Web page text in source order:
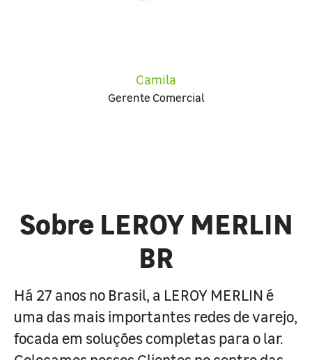
Camila
Gerente Comercial
Sobre LEROY MERLIN
BR
Há 27 anos no Brasil, a LEROY MERLIN é
uma das mais importantes redes de varejo,
focada em soluções completas para o lar.